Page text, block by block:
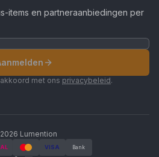
items en partneraanbiedingen per
met ons privacybeleid.
2026 Lumention
VISA Bank